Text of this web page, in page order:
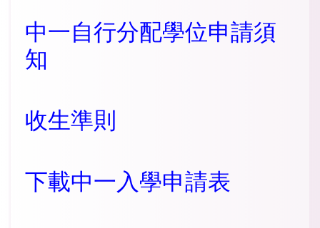
中一自行分配學位申請須
知
收生準則
下載中一入學申請表